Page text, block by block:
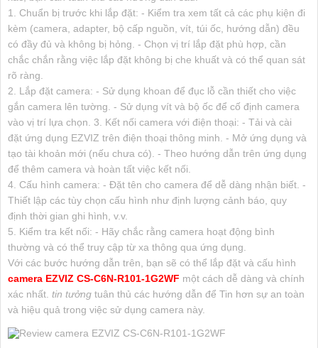
1. Chuẩn bị trước khi lắp đặt: - Kiểm tra xem tất cả các phụ kiện đi
kèm (camera, adapter, bộ cấp nguồn, vít, túi ốc, hướng dẫn) đều
có đầy đủ và không bị hỏng. - Chọn vị trí lắp đặt phù hợp, cần
chắc chắn rằng việc lắp đặt không bị che khuất và có thể quan sát
rõ ràng.
2. Lắp đặt camera: - Sử dụng khoan để đục lỗ cần thiết cho việc
gắn camera lên tường. - Sử dụng vít và bộ ốc để cố định camera
vào vị trí lựa chọn. 3. Kết nối camera với điện thoại: - Tải và cài
đặt ứng dụng EZVIZ trên điện thoại thông minh. - Mở ứng dụng và
tạo tài khoản mới (nếu chưa có). - Theo hướng dẫn trên ứng dụng
để thêm camera và hoàn tất việc kết nối.
4. Cấu hình camera: - Đặt tên cho camera để dễ dàng nhận biết. -
Thiết lập các tùy chọn cấu hình như định lượng cảnh báo, quy
định thời gian ghi hình, v.v.
5. Kiểm tra kết nối: - Hãy chắc rằng camera hoạt động bình
thường và có thể truy cập từ xa thông qua ứng dụng.
Với các bước hướng dẫn trên, bạn sẽ có thể lắp đặt và cấu hình
camera EZVIZ CS-C6N-R101-1G2WF một cách dễ dàng và chính
xác nhất. tin tưởng tuân thủ các hướng dẫn để Tin hơn sự an toàn
và hiệu quả trong việc sử dụng camera này.